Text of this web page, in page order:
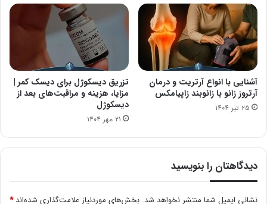
آشنایی با انواع آرتریت و درمان
آرتروز زانو با زانوبند زاپیامکس
۲۵ تیر ۱۴۰۴
تزریق دیسکوژل برای دیسک کمر |
مزایا، هزینه و مراقبت‌های بعد از
دیسکوژل
۲۱ مهر ۱۴۰۴
دیدگاهتان را بنویسید
نشانی ایمیل شما منتشر نخواهد شد. بخش‌های موردنیاز علامت‌گذاری شده‌اند*